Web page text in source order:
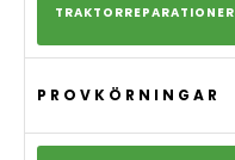
TRAKTORREPARATIONER
PROVKÖRNINGAR